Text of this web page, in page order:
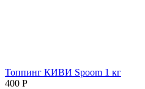
Топпинг КИВИ Spoom 1 кг
400 Р